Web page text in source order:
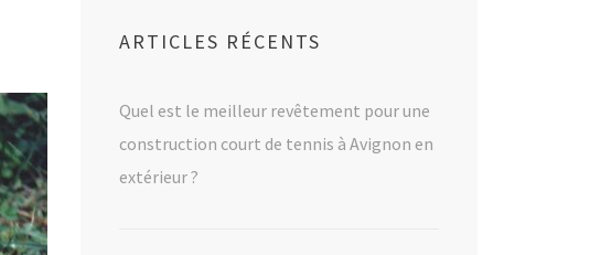
ARTICLES RÉCENTS
Quel est le meilleur revêtement pour une
construction court de tennis à Avignon en
extérieur ?